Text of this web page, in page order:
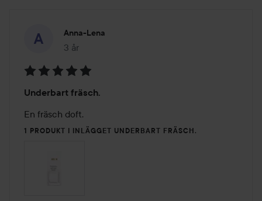
Anna-Lena
3 år
Inlägget skapades 3 år
5
av
5
Underbart fräsch.
En fräsch doft.
1 PRODUKT I INLÄGGET UNDERBART FRÄSCH.